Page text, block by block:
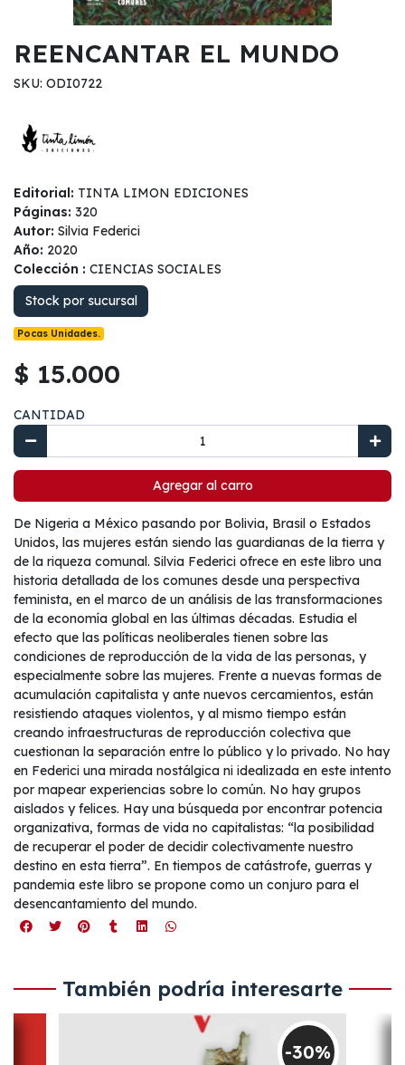
REENCANTAR EL MUNDO
SKU: ODI0722
Editorial: TINTA LIMON EDICIONES
Páginas: 320
Autor: Silvia Federici
Año: 2020
Colección : CIENCIAS SOCIALES
Stock por sucursal
Pocas Unidades.
$ 15.000
CANTIDAD
Agregar al carro
De Nigeria a México pasando por Bolivia, Brasil o Estados
Unidos, las mujeres están siendo las guardianas de la tierra y
de la riqueza comunal. Silvia Federici ofrece en este libro una
historia detallada de los comunes desde una perspectiva
feminista, en el marco de un análisis de las transformaciones
de la economía global en las últimas décadas. Estudia el
efecto que las políticas neoliberales tienen sobre las
condiciones de reproducción de la vida de las personas, y
especialmente sobre las mujeres. Frente a nuevas formas de
acumulación capitalista y ante nuevos cercamientos, están
resistiendo ataques violentos, y al mismo tiempo están
creando infraestructuras de reproducción colectiva que
cuestionan la separación entre lo público y lo privado. No hay
en Federici una mirada nostálgica ni idealizada en este intento
por mapear experiencias sobre lo común. No hay grupos
aislados y felices. Hay una búsqueda por encontrar potencia
organizativa, formas de vida no capitalistas: “la posibilidad
de recuperar el poder de decidir colectivamente nuestro
destino en esta tierra”. En tiempos de catástrofe, guerras y
pandemia este libro se propone como un conjuro para el
desencantamiento del mundo.
También podría interesarte
-30%